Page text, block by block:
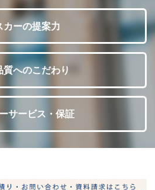
カーの提案力
質へのこだわり
サービス・保証